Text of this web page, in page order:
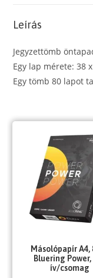
lap,
mennyiség
Leírás
Jegyzettömb
Egy lap mérete: 38
Egy tömb 80 lapot
Másolópapír A4,
Bluering Power,
ív/csomag